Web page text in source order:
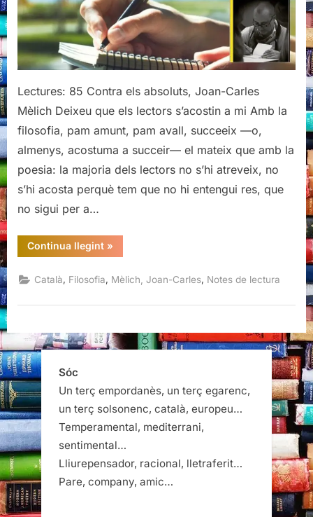
Joan-
Carles
Mèlich
Lectures: 85 Contra els absoluts, Joan-Carles
Mèlich Deixeu que els lectors s’acostin a mi Amb la
filosofia, pam amunt, pam avall, succeeix —o,
almenys, acostuma a succeir— el mateix que amb la
poesia: la majoria dels lectors no s’hi atreveix, no
s’hi acosta perquè tem que no hi entengui res, que
no sigui per a…
Continua llegint“Contra
els
Joan-
Carles
»
Català, Filosofia, Mèlich, Joan-Carles, Notes de lectura
Sóc
Un terç empordanès, un terç egarenc,
un terç solsonenc, català, europeu…
Temperamental, mediterrani,
sentimental…
Lliurepensador, racional, lletraferit…
Pare, company, amic…